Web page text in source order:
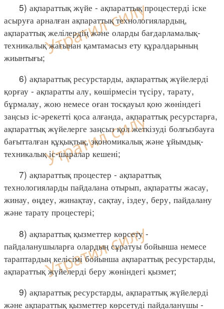
5) ақпараттық жүйе - ақпараттық процестерді іске
асыруға арналған ақпараттық технологиялардың,
ақпараттық желілердің және оларды бағдарламалық-
техникалық жағынан қамтамасыз ету құралдарының
жиынтығы;
6) ақпараттық ресурстарды, ақпараттық жүйелерді
қорғау - ақпаратты алу, көшірмесін түсіру, тарату,
бұрмалау, жою немесе оған тосқауыл қою жөніндегі
заңсыз іс-әрекетті қоса алғанда, ақпараттық ресурстарға,
ақпараттық жүйелерге заңсыз қол жеткізуді болғызбауға
бағытталған құқықтық, экономикалық және ұйымдық-
техникалық іс-шаралар кешені;
7) ақпараттық процестер - ақпараттық
технологияларды пайдалана отырып, ақпаратты жасау,
жинау, өңдеу, жинақтау, сақтау, іздеу, беру, пайдалану
және тарату процестері;
8) ақпараттық қызметтер көрсету -
пайдаланушыларға олардың сұратуы бойынша немесе
тараптардың келісімі бойынша ақпараттық ресурстарды,
ақпараттық жүйелерді беру жөніндегі қызмет;
9) ақпараттық ресурстарды, ақпараттық жүйелерді
және ақпараттық қызметтер көрсетуді пайдаланушы -